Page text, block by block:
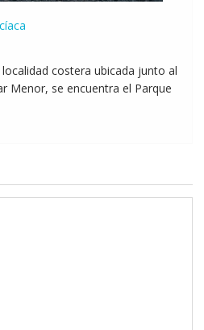
costera ubicada junto al
Menor, se encuentra el Parque